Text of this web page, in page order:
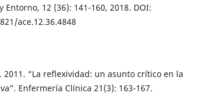
12 (36): 141-160, 2018. DOI:
ace.12.36.4848
2011. “La reflexividad: un asunto crítico en la
Enfermería Clínica 21(3): 163-167.